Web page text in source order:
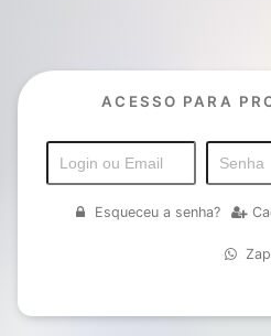
ACESSO PARA
Esqueceu a senha?
Zap